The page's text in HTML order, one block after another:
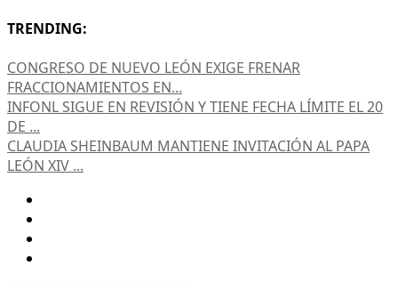
TRENDING:
CONGRESO DE NUEVO LEÓN EXIGE FRENAR
FRACCIONAMIENTOS EN...
INFONL SIGUE EN REVISIÓN Y TIENE FECHA LÍMITE EL 20
DE ...
CLAUDIA SHEINBAUM MANTIENE INVITACIÓN AL PAPA
LEÓN XIV ...